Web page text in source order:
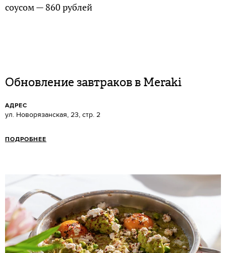
соусом — 860 рублей
Обновление завтраков в Meraki
АДРЕС
ул. Новорязанская, 23, cтр. 2
ПОДРОБНЕЕ